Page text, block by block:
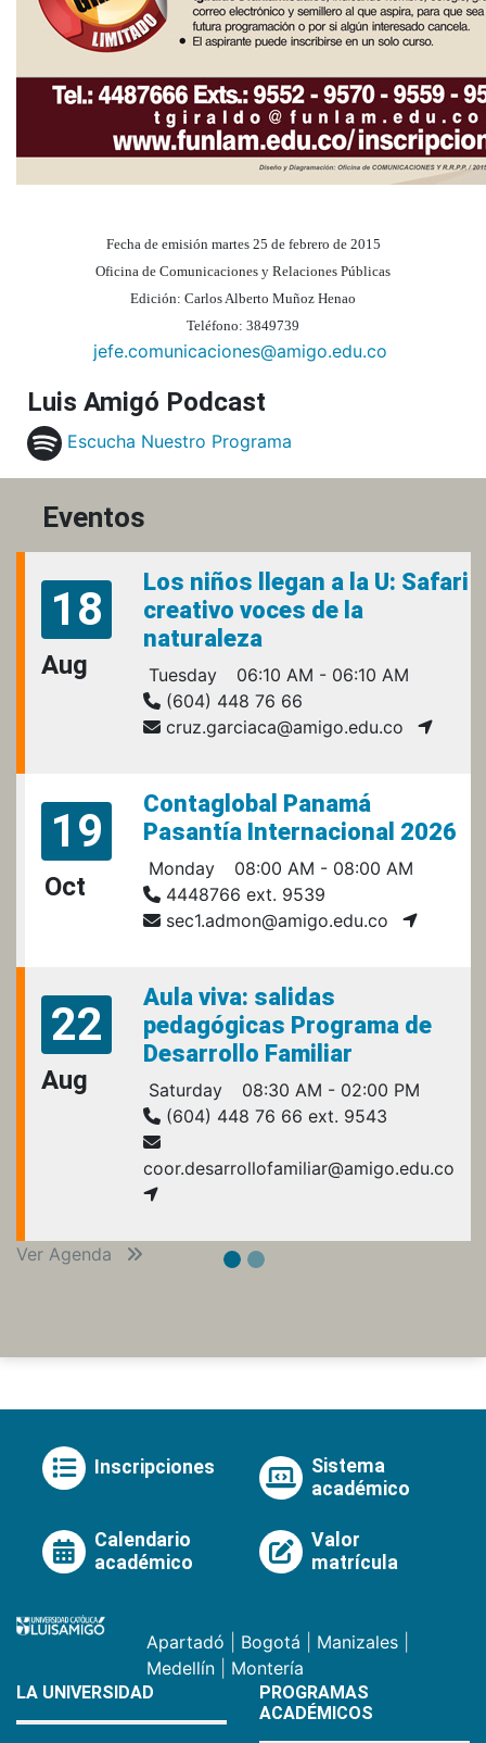
Fecha de emisión martes 25 de febrero de 2015
Oficina de Comunicaciones y Relaciones Públicas
Edición: Carlos Alberto Muñoz Henao
Teléfono: 3849739
jefe.comunicaciones@amigo.edu.co
Luis Amigó Podcast
Escucha Nuestro Programa
Eventos
18
Aug
Los niños llegan a la U: Safari
creativo voces de la
naturaleza
Tuesday
06:10 AM - 06:10 AM
(604) 448 76 66
cruz.garciaca@amigo.edu.co
19
Oct
Contaglobal Panamá
Pasantía Internacional 2026
Monday
08:00 AM - 08:00 AM
4448766 ext. 9539
sec1.admon@amigo.edu.co
22
Aug
Aula viva: salidas
pedagógicas Programa de
Desarrollo Familiar
Saturday
08:30 AM - 02:00 PM
(604) 448 76 66 ext. 9543
coor.desarrollofamiliar@amigo.edu.co
Ver Agenda
Inscripciones
Sistema
académico
Calendario
académico
Valor
matrícula
Apartadó Bogotá Manizales
Medellín
Montería
LA UNIVERSIDAD
PROGRAMAS
ACADÉMICOS